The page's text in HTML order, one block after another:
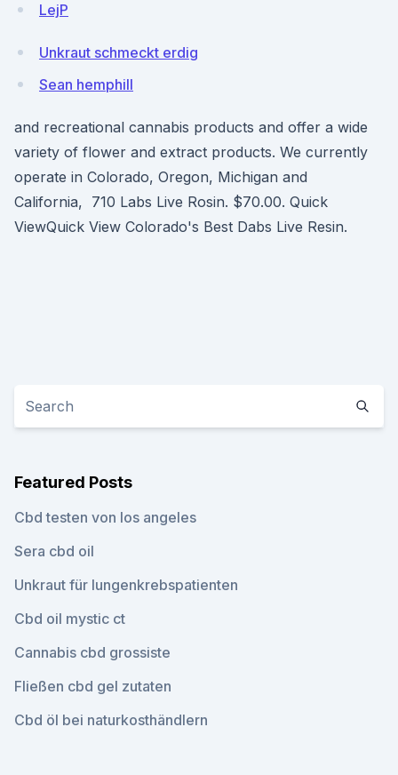
LejP
Unkraut schmeckt erdig
Sean hemphill
and recreational cannabis products and offer a wide
variety of flower and extract products. We currently
operate in Colorado, Oregon, Michigan and
California, 710 Labs Live Rosin. $70.00. Quick
ViewQuick View Colorado's Best Dabs Live Resin.
Featured Posts
Cbd testen von los angeles
Sera cbd oil
Unkraut für lungenkrebspatienten
Cbd oil mystic ct
Cannabis cbd grossiste
Fließen cbd gel zutaten
Cbd öl bei naturkosthändlern